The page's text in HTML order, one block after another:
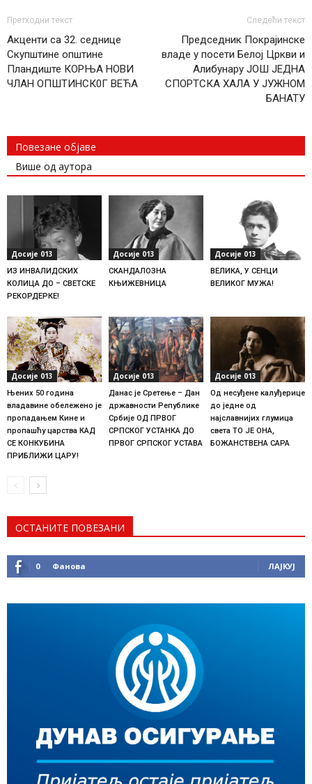
Претходни текст
Акценти са 32. седнице
Скупштине општине
Пландиште КОРЊА НОВИ
ЧЛАН ОПШТИНСК0Г ВЕЋА
Следећи текст
Председник Покрајинске
владе у посети Белој Цркви и
Алибунару ЈОШ ЈЕДНА
СПОРТСКА ХАЛА У ЈУЖНОМ
БАНАТУ
Повезане објаве
Више од аутора
Досије 013
ИЗ ИНВАЛИДСКИХ
КОЛИЦА ДО – СВЕТСКЕ
РЕКОРДЕРКЕ!
Досије 013
СКАНДАЛОЗНА
КЊИЖЕВНИЦА
Досије 013
ВЕЛИКА, У СЕНЦИ
ВЕЛИКОГ МУЖА!
Досије 013
Њених 50 година
владавине обележено је
пропадањем Кине и
пропашћу царства КАД
СЕ КОНКУБИНА
ПРИБЛИЖИ ЦАРУ!
Досије 013
Данас је Сретење – Дан
државности Републике
Србије ОД ПРВОГ
СРПСКОГ УСТАНКА ДО
ПРВОГ СРПСКОГ УСТАВА
Досије 013
Од несуђене калуђерице
до једне од
најславнијих глумица
света TO JE OНА,
БОЖАНСТВЕНА САРА
ОСТАНИТЕ ПОВЕЗАНИ
0 Фанова ЛАЈКУЈ